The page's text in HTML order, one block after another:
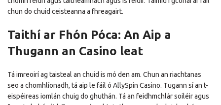
chun do chuid ceisteanna a fhreagairt.
Taithí ar Fhón Póca: An Aip a
Thugann an Casino leat
Tá imreoirí ag taisteal an chuid is mó den am. Chun an riachtanas
seo a chomhlíonadh, tá aip le fáil ó AllySpin Casino. Tugann sí an t-
eispéireas iomlán chuig do ghuthán. Tá an feidhmchlár soiléir agus